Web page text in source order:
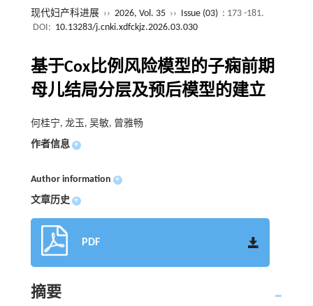
现代妇产科进展 ›› 2026, Vol. 35 ›› Issue (03) : 173 -181.
DOI: 10.13283/j.cnki.xdfckjz.2026.03.030
基于Cox比例风险模型的子痫前期
母儿结局分层及预后模型的建立
何桂宁, 龙玉, 吴敏, 曾雅畅
作者信息 +
Author information +
文章历史 +
PDF
摘要